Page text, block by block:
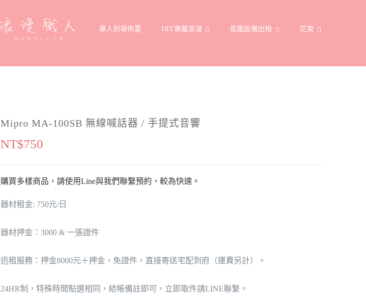
專人到場佈置 DIY專屬浪漫 氛圍設備出租 花束
Mipro MA-100SB 無線喊話器 / 手提式音響
NT$750
購買多樣商品，請使用Line與我們聯繫預約，較為快速。
器材租金: 750元/日
器材押金：3000 & 一張證件
迅租服務：押金8000元＋押金，免證件，直接寄送宅配到府（運費另計）。
24HR制，特殊時間點選相同，結帳備註即可，立即取件請LINE聯繫。